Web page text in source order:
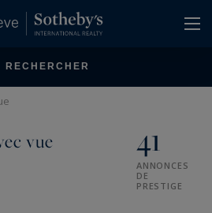
RECHERCHER
vue
41
ANNONCES
DE
PRESTIGE